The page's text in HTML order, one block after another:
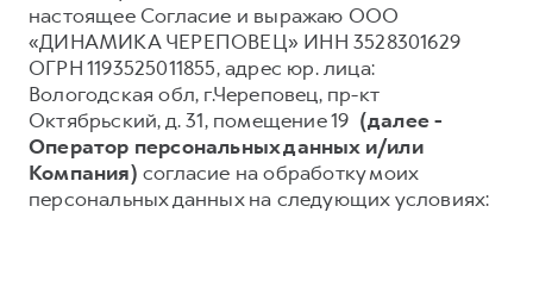
F7
от 2 899 000 ₽
F7X
от 3 599 000 ₽
Страхование
Кредит
КОРПОРАТИВНЫМ КЛИЕНТАМ
Для малого бизнеса
ПОДДЕРЖКА
GWM Безопасность
Гарантия HAVAL
Мобильное приложение GWM
настоящее Согласие и выражаю ООО
«ДИНАМИКА ЧЕРЕПОВЕЦ» ИНН 3528301629
ОГРН 1193525011855, адрес юр. лица:
Вологодская обл, г.Череповец, пр-кт
Октябрьский, д. 31, помещение 19 (далее -
Оператор персональных данных и/или
Компания) согласие на обработку моих
персональных данных на следующих условиях: